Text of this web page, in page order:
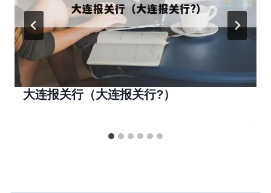
大连报关行（大连报关行?）